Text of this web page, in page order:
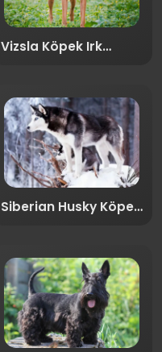
Vizsla Köpek Irk
Siberian Husky Köpek